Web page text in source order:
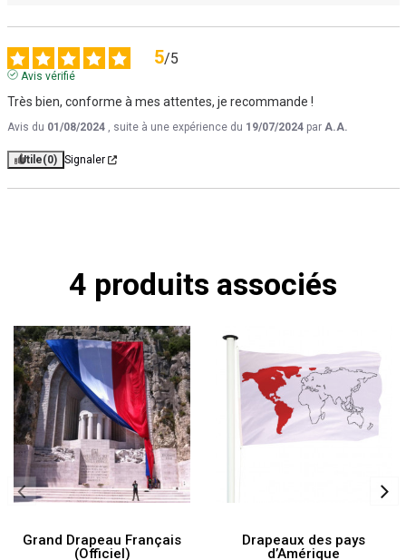
5/5
Avis vérifié
Très bien, conforme à mes attentes, je recommande !
Avis du 01/08/2024 , suite à une expérience du 19/07/2024 par A.A.
Utile(0) Signaler
4 produits associés
Grand Drapeau Français
(Officiel)
Drapeaux des pays
d’Amérique